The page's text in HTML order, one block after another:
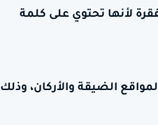
لأنها تحتوي على كلمة
الضيقة والأركان، وذلك